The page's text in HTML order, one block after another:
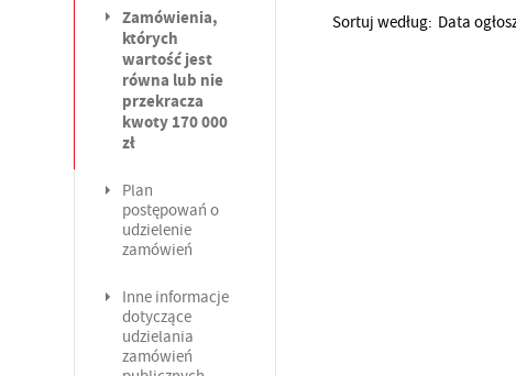
Zamówienia,
których
wartość jest
równa lub nie
przekracza
kwoty 170 000
zł
Plan
postępowań o
udzielenie
zamówień
Inne informacje
dotyczące
udzielania
zamówień
Sortuj według: Data